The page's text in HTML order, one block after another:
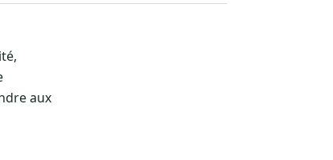
aux